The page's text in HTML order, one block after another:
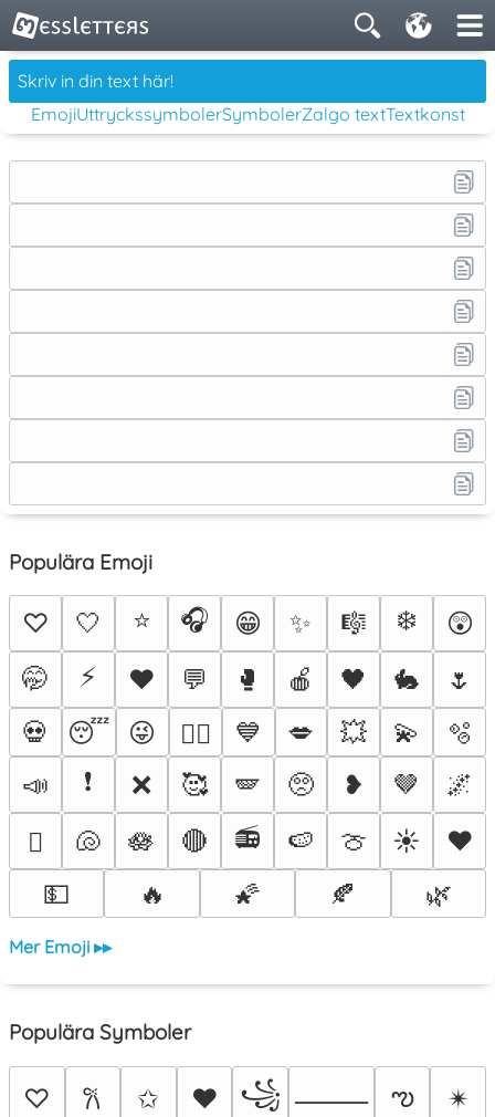
EmojiUttryckssymbolerSymbolerZalgo textTextkonst
Populära Emoji
♡ 🤍 ⭐ 🎧 😁 ✨ 🎼 ❄️
😲
🤭
⚡ ♥️ 💬 🥊 🍎 🖤 🐇
🌷
💀
😴 😜 ❤️‍🔥 💙 💋 💥 💫
🫧
📣
❗ ❌ 🥰 🪽 🥺 ❥ 🤎
🌌
🫟
🐚 🪷 🔴 📻 🍉 🍈 ☀️
❤️
💵
🔥 🌠 🍂 🌿
Mer Emoji ▸▸
Populära Symboler
♡ 𐙚 ✩ ♥ ꧁ ⸻ ఌ ✴︎